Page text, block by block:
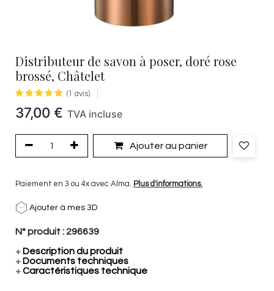
Distributeur de savon à poser, doré rose
brossé, Châtelet
(1 avis)
37,00 € TVA incluse
Ajouter au panier
Paiement en 3 ou 4x avec Alma. Plus d'informations.
Ajouter à mes 3D
N° produit : 296639
+ Description du produit
+ Documents techniques
+Caractéristiques technique